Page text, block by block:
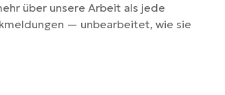
über unsere Arbeit als jede
— unbearbeitet, wie sie